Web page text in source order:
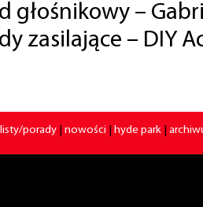
głośnikowy –
zasilające – DIY
listy/porady nowości hyde park